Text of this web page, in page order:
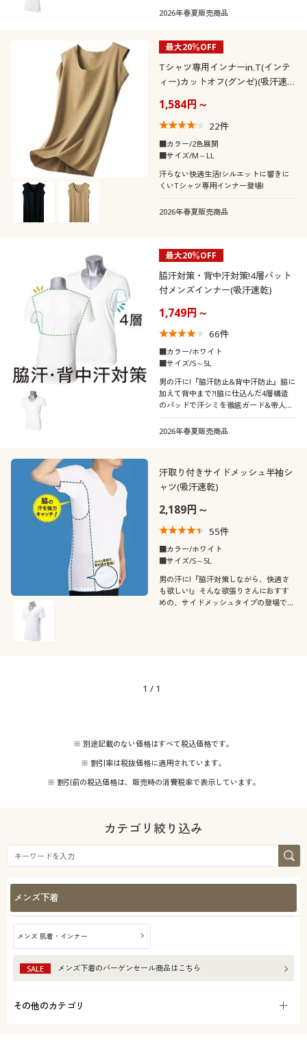
大きいサイズ 事務・制服
カタログ・チラシからのご注文
デジタルカタログ
カタログ無料プレゼント
会員メニュー
マイページ
お気に入り
サポート
ご利用ガイド
よくある質問とお問い合わせ
こだわり条件
柄・デザイン
無地
襟・ネック
Ｖネック
袖
半袖
機能・特徴
消臭
ストレッチ 冷感・涼感
脇汗・汗取り
ＵＶカット・紫外線
対策
形態安定 撥水
レギュラー
30代 40代
シーズン
夏
秋
価格 円
解除する
素材半袖インナー
2026年春夏販売商品
最大20％OFF
Tシャツ専用インナーin.T(インテ
ィー)カットオフ(グンゼ)(吸汗速
1,584円～
22件
■カラー/2色展開
■サイズ/M～LL
汗らない快適生活!シルエットに響きに
くいTシャツ専用インナー登場!
2026年春夏販売商品
最大20％OFF
脇汗対策・背中汗対策!4層パット
付メンズインナー(吸汗速乾)
1,749円～
66件
■カラー/ホワイト
■サイズ/S～5L
男の汗に!『脇汗防止&背中汗防止』脇に
加えて背中まで?!脇に仕込んだ4層構造
のパッドで汗シミを徹底ガード&帝人デ
ュアルファインの汗を吸うのに染み出し
にくい特殊素材で背中汗をしっかりガー
2026年春夏販売商品
汗取り付きサイドメッシュ半袖シ
ャツ(吸汗速乾)
2,189円～
55件
■カラー/ホワイト
■サイズ/S～5L
男の汗に!『脇汗対策しながら、快適さ
も欲しい!』そんな欲張りさんにおすす
めの、サイドメッシュタイプの登場で
1 / 1
※ 別途記載のない価格はすべて税込価格です。
※ 割引率は税抜価格に適用されています。
※ 割引前の税込価格は、販売時の消費税率で表示しています。
カテゴリ絞り込み
メンズ下着
メンズ 肌着・インナー
SALE メンズ下着のバーゲンセール商品はこちら
その他のカテゴリ